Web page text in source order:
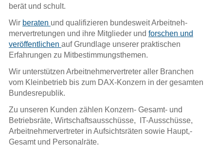
berät und schult.
Wir beraten und qualifizieren bundesweit Arbeitneh­
mervertretungen und ihre Mitglieder und forschen und
veröffentlichen auf Grundlage unserer praktischen
Erfahrungen zu Mitbestimmungsthemen.
Wir unterstützen Arbeitnehmervertreter aller Branchen
vom Kleinbetrieb bis zum DAX-Konzern in der gesamten
Bundesrepublik.
Zu unseren Kunden zählen Konzern- Gesamt- und
Betriebsräte, Wirtschaftsausschüsse, IT-Ausschüsse,
Arbeitnehmervertreter in Aufsichtsräten sowie Haupt,-
Gesamt und Personalräte.
Interessenausgleich und Sozialplan
Beschäftigungssicherung, Betriebs-
und Dienstvereinbarungen + CD
Interessenausgleich und Sozialplan -
Betriebs- und Dienstvereinbarungen
Übernahme durch Finanzinvestoren
(IGM)